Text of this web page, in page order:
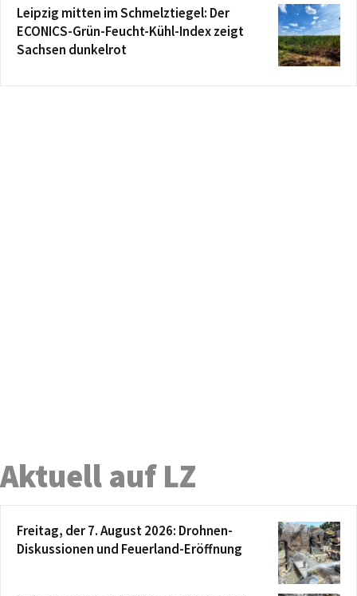
Leipzig mitten im Schmelztiegel: Der
ECONICS-Grün-Feucht-Kühl-Index zeigt
Sachsen dunkelrot
Aktuell auf LZ
Freitag, der 7. August 2026: Drohnen-
Diskussionen und Feuerland-Eröffnung